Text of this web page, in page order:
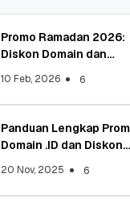
Promo Ramadan 2026:
Diskon Domain dan
10 Feb, 2026 6
Panduan Lengkap
Domain .ID dan Diskon
20 Nov, 2025 6